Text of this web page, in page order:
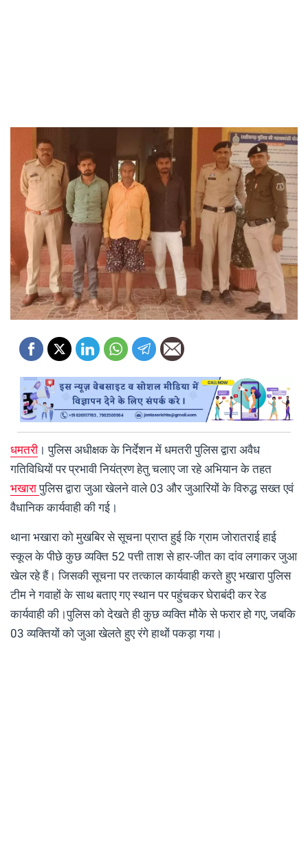
धमतरी । पुलिस अधीक्षक के निर्देशन में धमतरी पुलिस द्वारा अवैध
गतिविधियों पर प्रभावी नियंत्रण हेतु चलाए जा रहे अभियान के तहत
भखारापुलिस द्वारा जुआ खेलने वाले 03 और जुआरियों के विरुद्ध सख्त एवं
वैधानिक कार्यवाही की गई।
थाना भखारा को मुखबिर से सूचना प्राप्त हुई कि ग्राम जोरातराई हाई
स्कूल के पीछे कुछ व्यक्ति 52 पत्ती ताश से हार-जीत का दांव लगाकर जुआ
खेल रहे हैं। जिसकी सूचना पर तत्काल कार्यवाही करते हुए भखारा पुलिस
टीम ने गवाहों के साथ बताए गए स्थान पर पहुंचकर घेराबंदी कर रेड
कार्यवाही की।पुलिस को देखते ही कुछ व्यक्ति मौके से फरार हो गए, जबकि
03 व्यक्तियों को जुआ खेलते हुए रंगे हाथों पकड़ा गया।